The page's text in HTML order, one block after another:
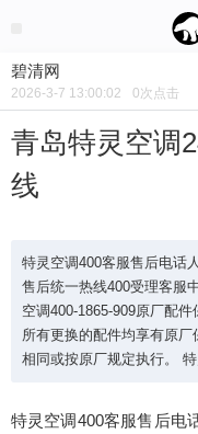
碧清网
2026-3-7 13:00:02 0次点击
青岛特灵空调
线
特灵空调400客服售后电话
售后统一热线400受理客服
空调400-1865-909原厂配
所有更换的配件均享有原
相同或按原厂规定执行。
特灵空调400客服售后电
青岛特灵空调